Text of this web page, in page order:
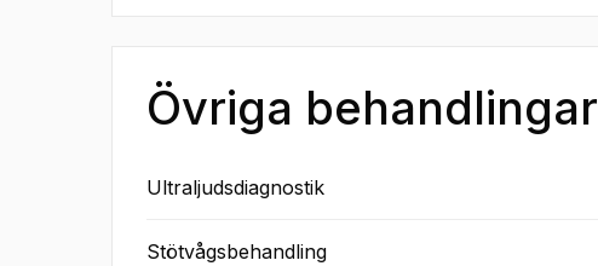
Övriga behandlingar
Ultraljudsdiagnostik
Stötvågsbehandling